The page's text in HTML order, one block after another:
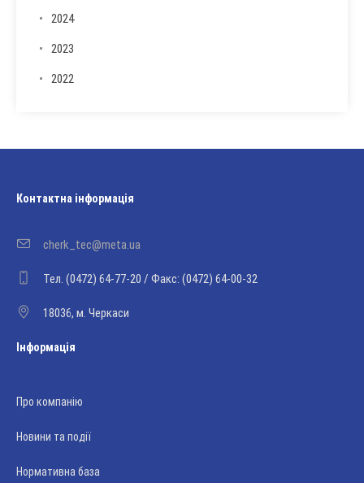
2024
2023
2022
Контактна інформація
cherk_tec@meta.ua
Тел. (0472) 64-77-20 / Факс: (0472) 64-00-32
18036, м. Черкаси
Інформація
Про компанію
Новини та події
Нормативна база